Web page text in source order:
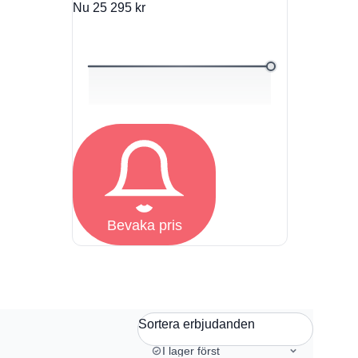
Nu 25 295 kr
Bevaka pris
Sortera erbjudanden
I lager först